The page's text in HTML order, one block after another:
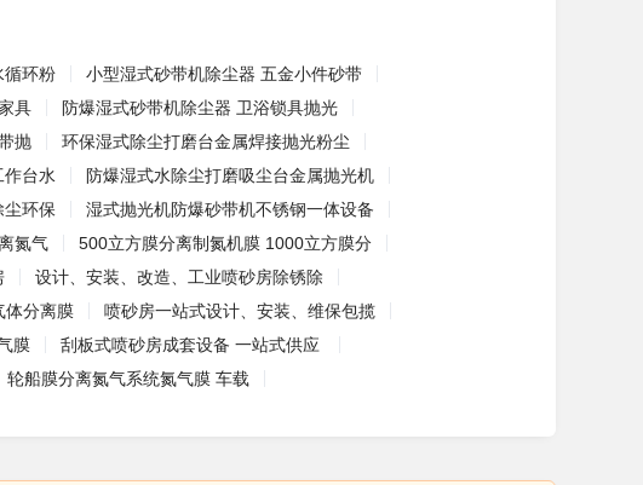
循环粉
小型湿式砂带机除尘器 五金小件砂带
具
防爆湿式砂带机除尘器 卫浴锁具抛光
抛
环保湿式除尘打磨台金属焊接抛光粉尘
台水
防爆湿式水除尘打磨吸尘台金属抛光机
环保
湿式抛光机防爆砂带机不锈钢一体设备
氮气
500立方膜分离制氮机膜 1000立方膜分
设计、安装、改造、工业喷砂房除锈除
分离膜
喷砂房一站式设计、安装、维保包揽
膜
刮板式喷砂房成套设备 一站式供应
‌‌轮船膜分离氮气系统氮气膜 车载